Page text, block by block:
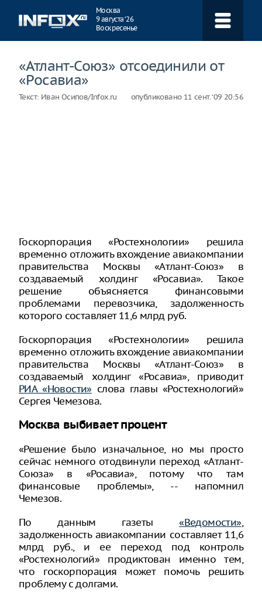
Москва
9 августа ‘26
Воскресенье
«Атлант-Союз» отсоединили от
«Росавиа»
Текст: Иван Осипов/Infox.ru опубликовано 11 сент. ‘09 20:56
Госкорпорация «Ростехнологии» решила
временно отложить вхождение авиакомпании
правительства Москвы «Атлант-Союз» в
создаваемый холдинг «Росавиа». Такое
решение объясняется финансовыми
проблемами перевозчика, задолженность
которого составляет 11,6 млрд руб.
Госкорпорация «Ростехнологии» решила
временно отложить вхождение авиакомпании
правительства Москвы «Атлант-Союз» в
создаваемый холдинг «Росавиа», приводит
РИА «Новости» слова главы «Ростехнологий»
Сергея Чемезова.
Москва выбивает процент
«Решение было изначальное, но мы просто
сейчас немного отодвинули переход «Атлант-
Союза» в «Росавиа», потому что там
финансовые проблемы», -- напомнил
Чемезов.
По данным газеты«Ведомости»,
задолженность авиакомпании составляет 11,6
млрд руб., и ее переход под контроль
«Ростехнологий» продиктован именно тем,
что госкорпорация может помочь решить
проблему с долгами.